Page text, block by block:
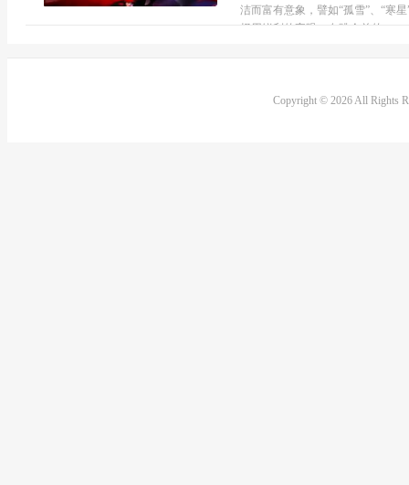
洁而富有意象，譬如“孤雪”、“寒
择用锐利的字眼，在跳伞前的...
Copyright © 2026 All Rights